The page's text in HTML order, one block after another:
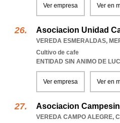
Ver empresa Ver en
Asociacion Unidad
VEREDA ESMERALDAS,
Cultivo de cafe
ENTIDAD SIN ANIMO DE
Ver empresa Ver en
Asociacion
VEREDA CAMPO ALEGRE,